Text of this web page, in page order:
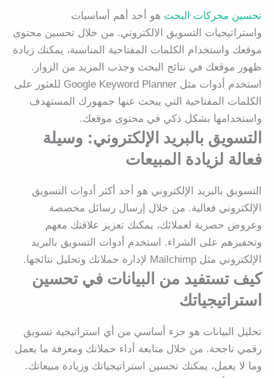
تحسين محركات البحث هو أحد أهم أساسيات
واستراتيجيات التسويق الالكتروني. من خلال تحسين محتوى
موقعك واستخدام الكلمات المفتاحية المناسبة، يمكنك زيادة
ظهور موقعك في نتائج البحث وجذب المزيد من الزوار.
استخدم أدوات مثل Google Keyword Planner للعثور على
الكلمات المفتاحية التي يبحث عنها جمهورك المستهدف
واستخدامها بشكل ذكي في محتوى موقعك.
التسويق بالبريد الإلكتروني: وسيلة
فعالة لزيادة المبيعات
التسويق بالبريد الإلكتروني هو أحد أكثر أدوات التسويق
الإلكتروني فعالية. من خلال إرسال رسائل مخصصة
وعروض حصرية لعملائك، يمكنك تعزيز علاقتك معهم
وتحفيزهم على الشراء. استخدم أدوات التسويق بالبريد
الإلكتروني مثل Mailchimp لإدارة حملاتك وتحليل نتائجها.
كيف تستفيد من البيانات في تحسين
استراتيجياتك
تحليل البيانات هو جزء أساسي من أي استراتيجية تسويق
رقمي ناجحة. من خلال متابعة أداء حملاتك ومعرفة ما يعمل
وما لا يعمل، يمكنك تحسين استراتيجياتك وزيادة مبيعاتك.